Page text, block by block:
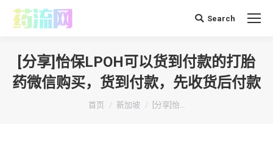
搜 Search
[分享]怡保LPOH可以货到付款的打胎
药微信购买，货到付款，先收货后付款
你在这里：
首页 新加坡 [分享]怡…